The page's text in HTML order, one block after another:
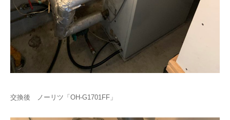
交換後 ノーリツ「OH-G1701FF」